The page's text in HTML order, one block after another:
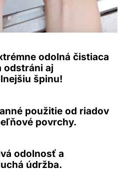
odolná čistiaca
odstráni aj
špinu!
použitie od riadov
povrchy.
odolnosť a
údržba.